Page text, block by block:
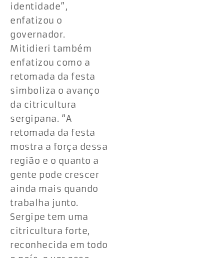
identidade”,
enfatizou o
governador.
Mitidieri também
enfatizou como a
retomada da festa
simboliza o avanço
da citricultura
sergipana. “A
retomada da festa
mostra a força dessa
região e o quanto a
gente pode crescer
ainda mais quando
trabalha junto.
Sergipe tem uma
citricultura forte,
reconhecida em todo